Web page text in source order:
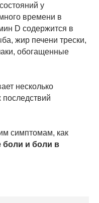
у
времени в
D содержится в
жир печени трески,
обогащенные
несколько
последствий
симптомам, как
и боли в